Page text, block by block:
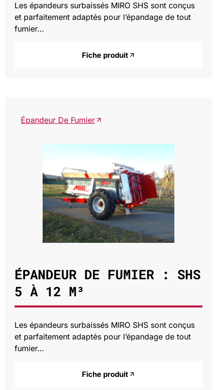
Les épandeurs surbaissés MIRO SHS sont conçus
et parfaitement adaptés pour l’épandage de tout
fumier…
Fiche produit
Épandeur De Fumier
ÉPANDEUR DE FUMIER : SHS
5 À 12 M³
Les épandeurs surbaissés MIRO SHS sont conçus
et parfaitement adaptés pour l’épandage de tout
fumier…
Fiche produit